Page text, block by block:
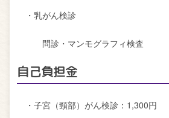
・乳がん検診
問診・マンモグラフィ検査
自己負担金
・子宮（頸部）がん検診： 1,300円